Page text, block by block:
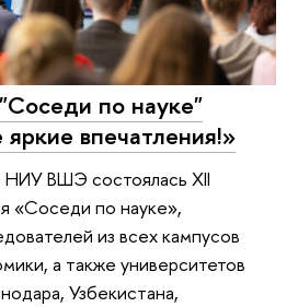
по науке"
впечатления!»
ВШЭ состоялась XII
«Соседи по науке»,
из всех кампусов
а также университетов
Узбекистана,